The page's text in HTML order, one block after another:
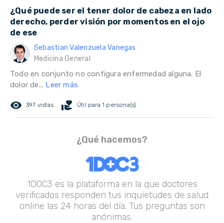
¿Qué puede ser el tener dolor de cabeza en lado
derecho, perder visión por momentos en el ojo
de ese
Sebastian Valenzuela Vanegas
Medicina General
Todo en conjunto no configura enfermedad alguna. El
dolor de... Leer más
remove_red_eye 397 vistas volunteer_activism Útil para 1 persona(s)
¿Qué hacemos?
1DOC3 es la plataforma en la que doctores
verificados responden tus inquietudes de salud
online las 24 horas del día. Tus preguntas son
anónimas.